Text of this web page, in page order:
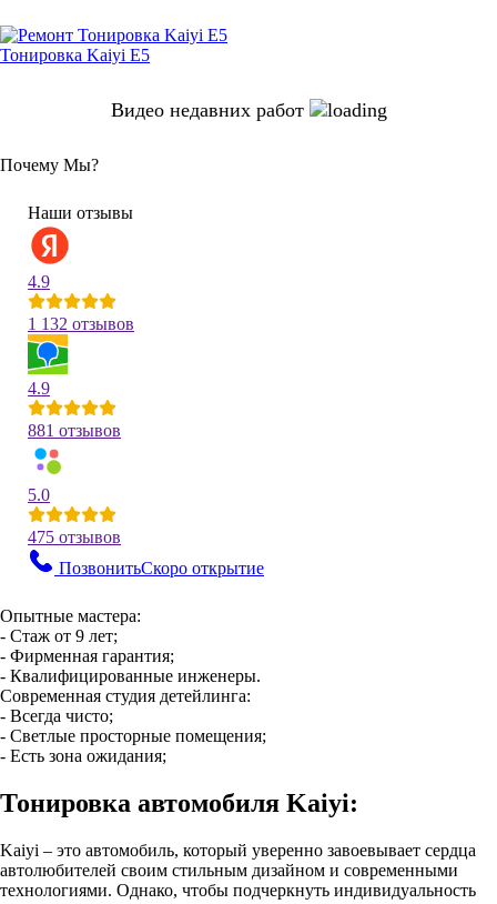
Тонировка Kaiyi E5
Видео недавних работ
Почему Мы?
Наши отзывы
4.9
1 132 отзывов
4.9
881 отзывов
5.0
475 отзывов
ПозвонитьСкоро открытие
Опытные мастера:
- Стаж от 9 лет;
- Фирменная гарантия;
- Квалифицированные инженеры.
Современная студия детейлинга:
- Всегда чисто;
- Светлые просторные помещения;
- Есть зона ожидания;
Тонировка автомобиля Kaiyi:
Kaiyi – это автомобиль, который уверенно завоевывает сердца
автолюбителей своим стильным дизайном и современными
технологиями. Однако, чтобы подчеркнуть индивидуальность